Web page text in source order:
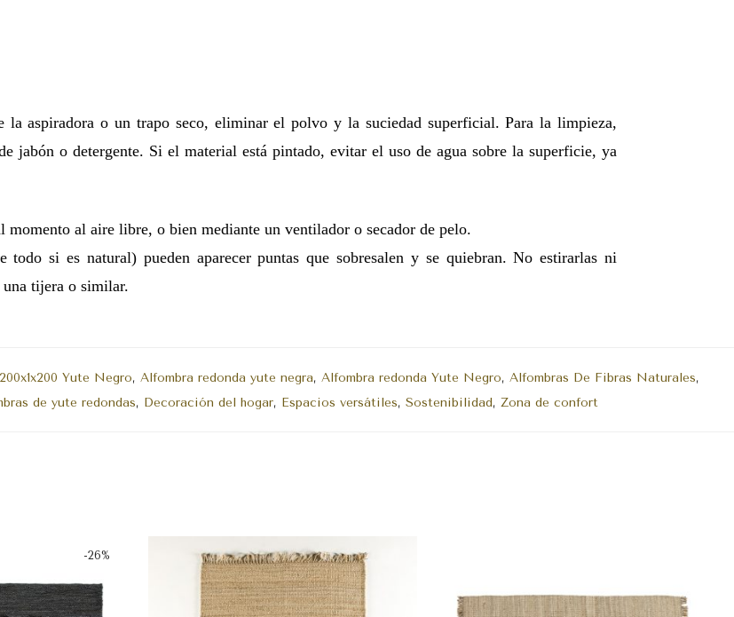
la aspiradora o un trapo seco, eliminar el polvo y la suciedad superficial. Para la limpieza,
jabón o detergente. Si el material está pintado, evitar el uso de agua sobre la superficie, ya
al aire libre, o bien mediante un ventilador o secador de pelo.
si es natural) pueden aparecer puntas que sobresalen y se quiebran. No estirarlas ni
una tijera o similar.
Yute Negro, Alfombra redonda yute negra, Alfombra redonda Yute Negro, Alfombras De Fibras Naturales,
de yute redondas, Decoración del hogar, Espacios versátiles, Sostenibilidad, Zona de confort
-26%